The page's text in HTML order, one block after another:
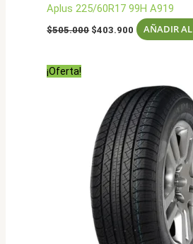
Aplus 225/60R17 99H A919
$505.000 El
$403.900 El
precio
AÑADIR
¡Oferta!